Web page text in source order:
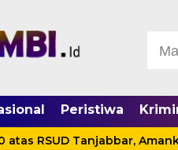
Peristiwa
RSUD Tanjabbar, Amankan